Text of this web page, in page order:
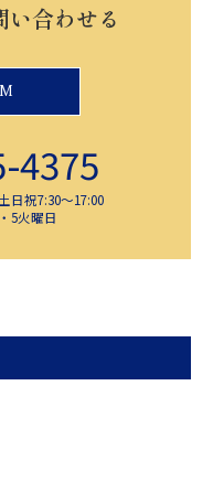
い合わせる
4375
日祝7:30～17:00
5火曜日